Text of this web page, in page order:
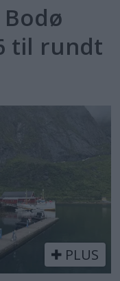
til rundt
PLUS